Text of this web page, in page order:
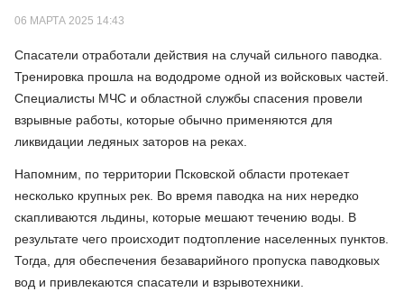
06 МАРТА 2025 14:43
Спасатели отработали действия на случай сильного паводка.
Тренировка прошла на вододроме одной из войсковых частей.
Специалисты МЧС и областной службы спасения провели
взрывные работы, которые обычно применяются для
ликвидации ледяных заторов на реках.
Напомним, по территории Псковской области протекает
несколько крупных рек. Во время паводка на них нередко
скапливаются льдины, которые мешают течению воды. В
результате чего происходит подтопление населенных пунктов.
Тогда, для обеспечения безаварийного пропуска паводковых
вод и привлекаются спасатели и взрывотехники.